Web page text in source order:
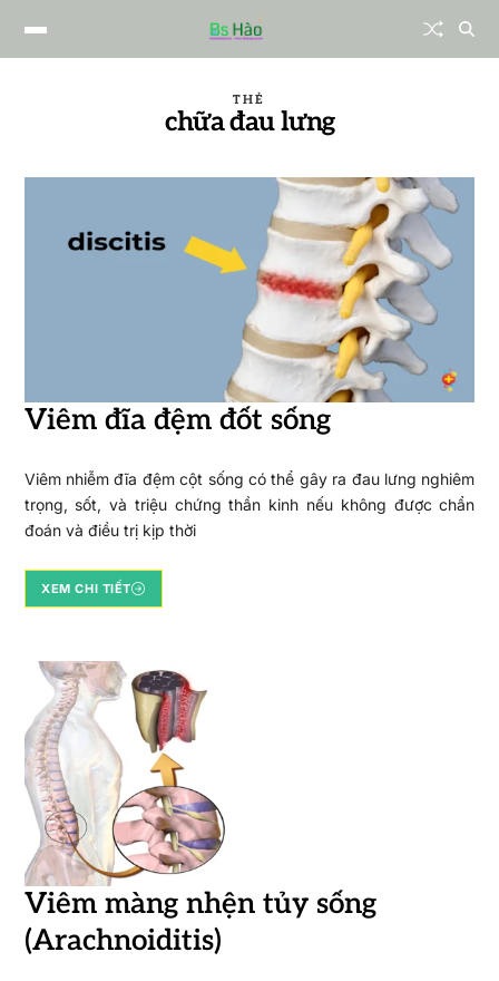
THẺ
chữa đau lưng
Viêm đĩa đệm đốt sống
Viêm nhiễm đĩa đệm cột sống có thể gây ra đau lưng nghiêm
trọng, sốt, và triệu chứng thần kinh nếu không được chẩn
đoán và điều trị kịp thời
XEM CHI TIẾT
Viêm màng nhện tủy sống
(Arachnoiditis)